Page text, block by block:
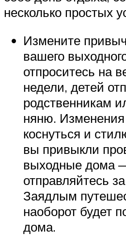
несколько простых
Измените
вашего
отпроситесь на
недели, детей
родственникам
няню.
коснуться и
вы привыкли
выходные дома
отправляйтесь
Заядлым
наоборот будет
дома.